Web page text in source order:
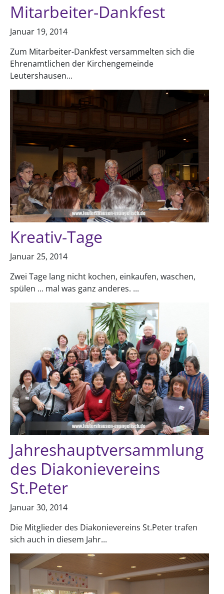
Mitarbeiter-Dankfest
Januar 19, 2014
Zum Mitarbeiter-Dankfest versammelten sich die
Ehrenamtlichen der Kirchengemeinde
Leutershausen...
Kreativ-Tage
Januar 25, 2014
Zwei Tage lang nicht kochen, einkaufen, waschen,
spülen ... mal was ganz anderes. ...
Jahreshauptversammlung
des Diakonievereins
St.Peter
Januar 30, 2014
Die Mitglieder des Diakonievereins St.Peter trafen
sich auch in diesem Jahr...